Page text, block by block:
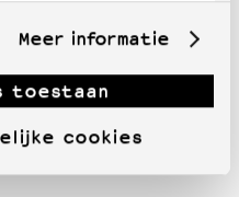
Meer informatie
toestaan
cookies